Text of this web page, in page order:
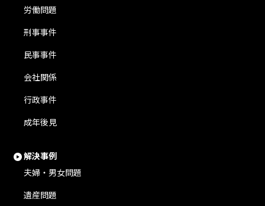
労働問題
刑事事件
民事事件
会社関係
行政事件
成年後見
解決事例
夫婦・男女問題
遺産問題